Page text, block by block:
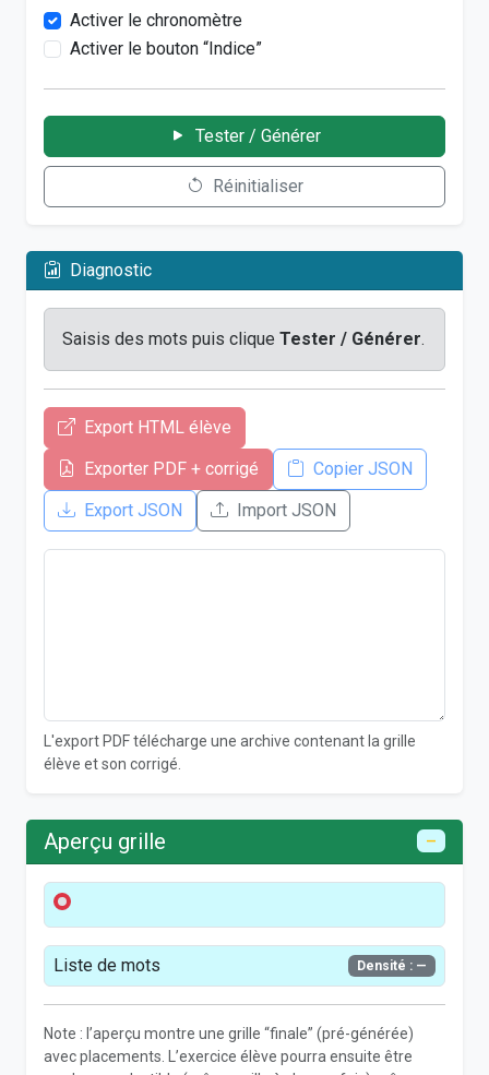
Activer le chronomètre
Activer le bouton “Indice”
Tester / Générer
Réinitialiser
Diagnostic
Saisis des mots puis clique Tester / Générer.
Export HTML élève
Exporter PDF + corrigé
Copier JSON
Export JSON
Import JSON
L'export PDF télécharge une archive contenant la grille
élève et son corrigé.
Aperçu grille —
Liste de mots Densité : —
Note : l’aperçu montre une grille “finale” (pré-générée)
avec placements. L’exercice élève pourra ensuite être